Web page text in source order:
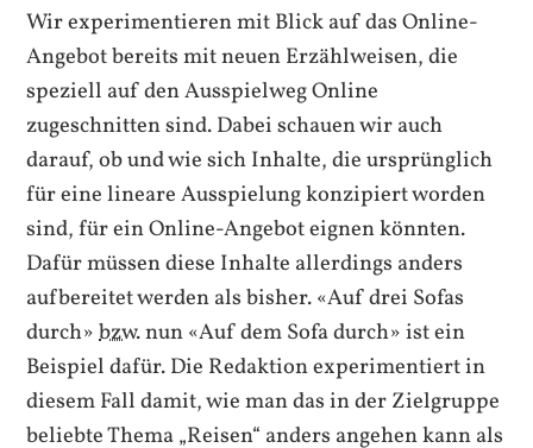
Wir experimentieren mit Blick auf das Online-
Angebot bereits mit neuen Erzählweisen, die
speziell auf den Ausspielweg Online
zugeschnitten sind. Dabei schauen wir auch
darauf, ob und wie sich Inhalte, die ursprünglich
für eine lineare Ausspielung konzipiert worden
sind, für ein Online-Angebot eignen könnten.
Dafür müssen diese Inhalte allerdings anders
aufbereitet werden als bisher. «Auf drei Sofas
durch»bzw.nun «Auf dem Sofa durch» ist ein
Beispiel dafür. Die Redaktion experimentiert in
diesem Fall damit, wie man das in der Zielgruppe
beliebte Thema „Reisen“ anders angehen kann als